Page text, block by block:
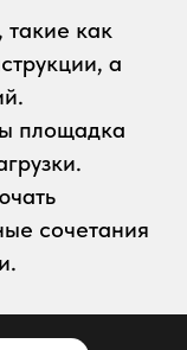
как
а
площадка
сочетания